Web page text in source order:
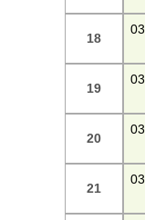
18
03
19
03
20
03
21
03